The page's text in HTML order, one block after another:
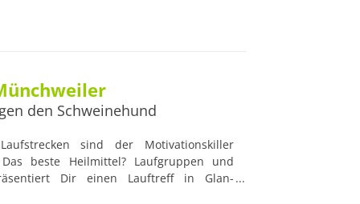
den Schweinehund
sind der Motivationskiller
beste Heilmittel? Laufgruppen und
Dir einen Lauftreff in Glan-
Lauftreffs werden von professionellen